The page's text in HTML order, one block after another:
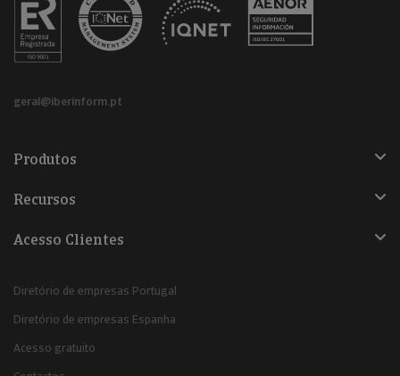
geral@iberinform.pt
Produtos
Recursos
Acesso Clientes
Diretório de empresas Portugal
Diretório de empresas Espanha
Acesso gratuito